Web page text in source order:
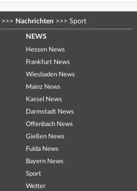
>>> Nachrichten >>> Sport
NEWS
Hessen News
Frankfurt News
Wiesbaden News
Mainz News
Kassel News
Darmstadt News
Offenbach News
Gießen News
Fulda News
Bayern News
Sport
Wetter